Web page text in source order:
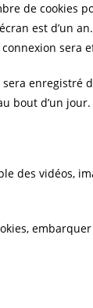
de cookies
est
sera
bout d’un jour.
des vidéos,